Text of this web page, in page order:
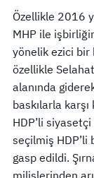
Özellikle 2016
MHP ile
yönelik ezici bir
özellikle
alanında
baskılarla
HDP’li
seçilmiş HDP’li
gasp edildi.
milislerinden